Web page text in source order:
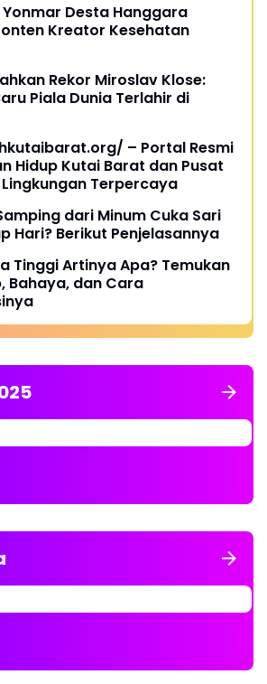
Desta Hanggara
Kreator Kesehatan
Rekor Miroslav Klose:
Piala Dunia Terlahir di
– Portal Resmi
Hidup Kutai Barat dan Pusat
Terpercaya
dari Minum Cuka Sari
Hari? Berikut Penjelasannya
Tinggi Artinya Apa? Temukan
Bahaya, dan Cara